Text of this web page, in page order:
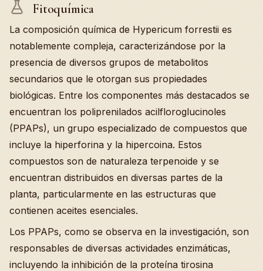
Fitoquímica
La composición química de Hypericum forrestii es
notablemente compleja, caracterizándose por la
presencia de diversos grupos de metabolitos
secundarios que le otorgan sus propiedades
biológicas. Entre los componentes más destacados se
encuentran los poliprenilados acilfloroglucinoles
(PPAPs), un grupo especializado de compuestos que
incluye la hiperforina y la hipercoina. Estos
compuestos son de naturaleza terpenoide y se
encuentran distribuidos en diversas partes de la
planta, particularmente en las estructuras que
contienen aceites esenciales.
Los PPAPs, como se observa en la investigación, son
responsables de diversas actividades enzimáticas,
incluyendo la inhibición de la proteína tirosina